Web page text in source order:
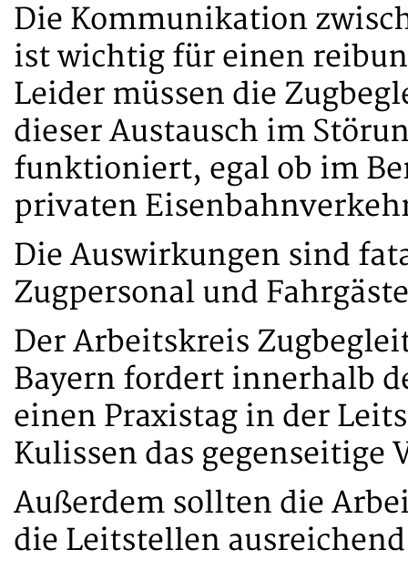
Die Kommunikation
ist wichtig für einen
Leider müssen die
dieser Austausch im
funktioniert, egal ob im
privaten
Die Auswirkungen sind
Zugpersonal und
Der Arbeitskreis
Bayern fordert innerhalb
einen Praxistag in der
Kulissen das gegenseitige
Außerdem sollten die
die Leitstellen